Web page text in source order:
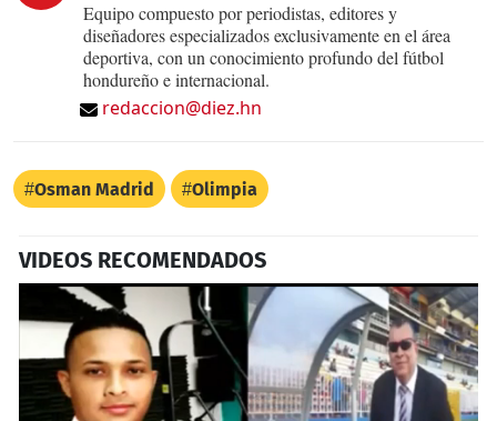
Equipo compuesto por periodistas, editores y
diseñadores especializados exclusivamente en el área
deportiva, con un conocimiento profundo del fútbol
hondureño e internacional.
redaccion@diez.hn
Osman Madrid Olimpia
VIDEOS RECOMENDADOS